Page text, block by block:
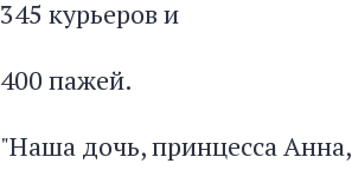
345 курьеров и
400 пажей.
"Наша дочь, принцесса Анна,